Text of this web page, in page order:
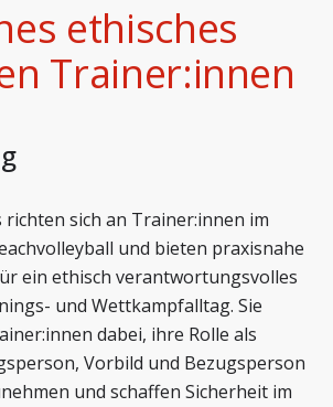
ethisches
Trainer:innen
richten sich an Trainer:innen im
und bieten praxisnahe
ein ethisch verantwortungsvolles
und Wettkampfalltag. Sie
dabei, ihre Rolle als
Vorbild und Bezugsperson
und schaffen Sicherheit im